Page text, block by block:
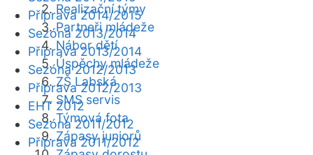
Realizační týmy
Partneři mládeže
Nábor dětí
Úspěchy mládeže
ZŠ Labská
SMS servis
Týmová fota
Zápasy juniorů
Příprava 2014/2015
Sezóna 2013/2014
Příprava 2013/2014
Sezóna 2012/2013
Příprava 2012/2013
EHT 2012
Sezóna 2011/2012
Příprava 2011/2012